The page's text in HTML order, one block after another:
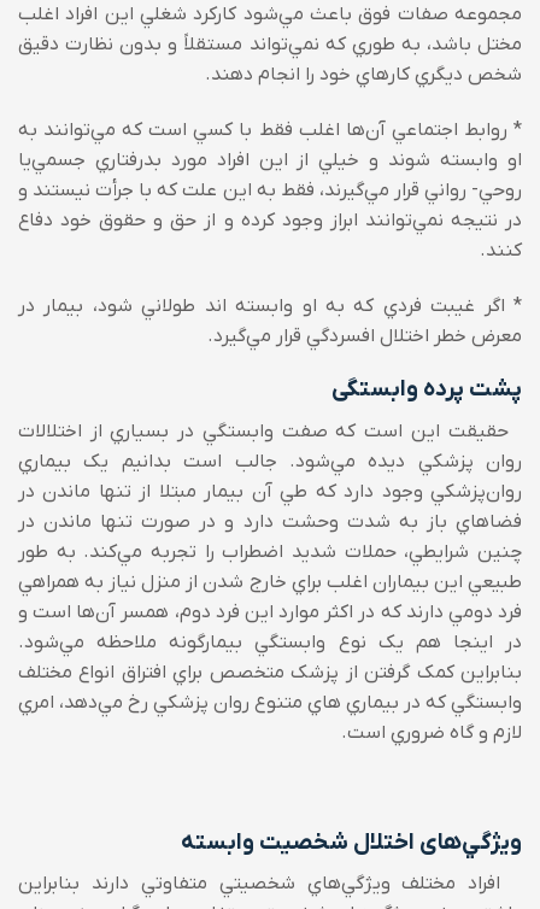
مجموعه صفات فوق باعث مي‌‌شود کارکرد شغلي اين افراد اغلب
مختل باشد، به طوري که نمي‌‌تواند مستقلاً و بدون نظارت دقيق
شخص ديگري کارهاي خود را انجام دهند.
* روابط اجتماعي آن‌ها اغلب فقط با کسي است که مي‌‌توانند به
او وابسته شوند و خيلي از اين افراد مورد بدرفتاري جسمي‌‌يا
روحي- رواني قرار مي‌‌گيرند، فقط به اين علت که با جرأت نيستند و
در نتيجه نمي‌‌توانند ابراز وجود کرده و از حق و حقوق خود دفاع
کنند.
* اگر غيبت فردي که به او وابسته اند طولاني شود، بيمار در
معرض خطر اختلال افسردگي قرار مي‌‌گيرد.
پشت پرده وابستگی
حقيقت اين است که صفت وابستگي در بسياري از اختلالات
روان پزشکي ديده مي‌‌شود. جالب است بدانيم يک بيماري
روان‌پزشکي وجود دارد که طي آن بيمار مبتلا از تنها ماندن در
فضاهاي باز به شدت وحشت دارد و در صورت تنها ماندن در
چنين شرايطي، حملات شديد اضطراب را تجربه مي‌‌کند. به طور
طبيعي اين بيماران اغلب براي خارج شدن از منزل نياز به همراهي
فرد دومي ‌‌دارند که در اکثر موارد اين فرد دوم، همسر آن‌ها است و
در اينجا هم يک نوع وابستگي بيمارگونه ملاحظه مي‌‌شود.
بنابراين کمک گرفتن از پزشک متخصص براي افتراق انواع مختلف
وابستگي که در بيماري هاي متنوع روان پزشکي رخ مي‌‌دهد، امري
لازم و گاه ضروري است.
ويژگي‌های اختلال شخصيت وابسته
افراد مختلف ويژگي‌هاي شخصيتي متفاوتي دارند بنابراين